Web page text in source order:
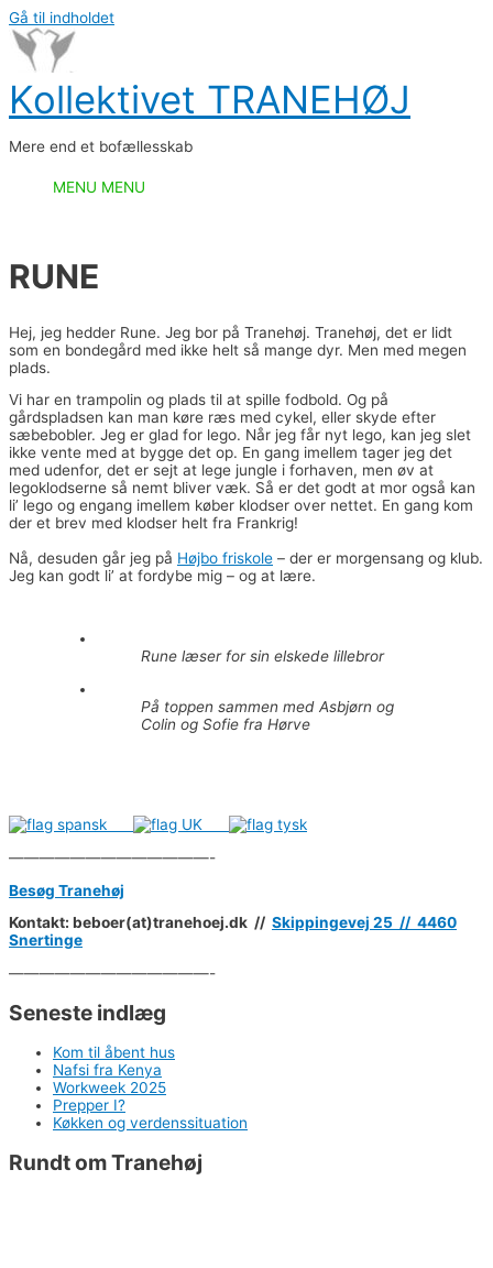
Gå til indholdet
Kollektivet TRANEHØJ
Mere end et bofællesskab
MENU MENU
RUNE
Hej, jeg hedder Rune. Jeg bor på Tranehøj. Tranehøj, det er lidt
som en bondegård med ikke helt så mange dyr. Men med megen
plads.
Vi har en trampolin og plads til at spille fodbold. Og på
gårdspladsen kan man køre ræs med cykel, eller skyde efter
sæbebobler. Jeg er glad for lego. Når jeg får nyt lego, kan jeg slet
ikke vente med at bygge det op. En gang imellem tager jeg det
med udenfor, det er sejt at lege jungle i forhaven, men øv at
legoklodserne så nemt bliver væk. Så er det godt at mor også kan
li’ lego og engang imellem køber klodser over nettet. En gang kom
der et brev med klodser helt fra Frankrig!
Nå, desuden går jeg på Højbo friskole – der er morgensang og klub.
Jeg kan godt li’ at fordybe mig – og at lære.
Rune læser for sin elskede lillebror
På toppen sammen med Asbjørn og
Colin og Sofie fra Hørve
—————————————-
Besøg Tranehøj
Kontakt: beboer(at)tranehoej.dk // Skippingevej 25 // 4460
Snertinge
—————————————-
Seneste indlæg
Kom til åbent hus
Nafsi fra Kenya
Workweek 2025
Prepper I?
Køkken og verdenssituation
Rundt om Tranehøj